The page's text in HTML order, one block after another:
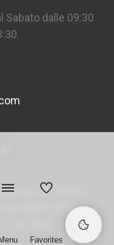
Sabato dalle 09:30
36, 90141
05957150823 -
Menu Favorites